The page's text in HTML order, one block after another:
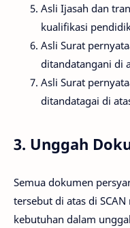
Asli Ijasah dan
kualifikasi
Asli Surat
ditandatangani di
Asli Surat
ditandatagai di
3. Unggah
Semua dokumen
tersebut di atas di
kebutuhan dalam